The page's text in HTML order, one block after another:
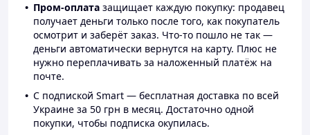
Пром-оплата защищает каждую покупку: продавец
получает деньги только после того, как покупатель
осмотрит и заберёт заказ. Что-то пошло не так —
деньги автоматически вернутся на карту. Плюс не
нужно переплачивать за наложенный платёж на
почте.
С подпиской Smart — бесплатная доставка по всей
Украине за 50 грн в месяц. Достаточно одной
покупки, чтобы подписка окупилась.